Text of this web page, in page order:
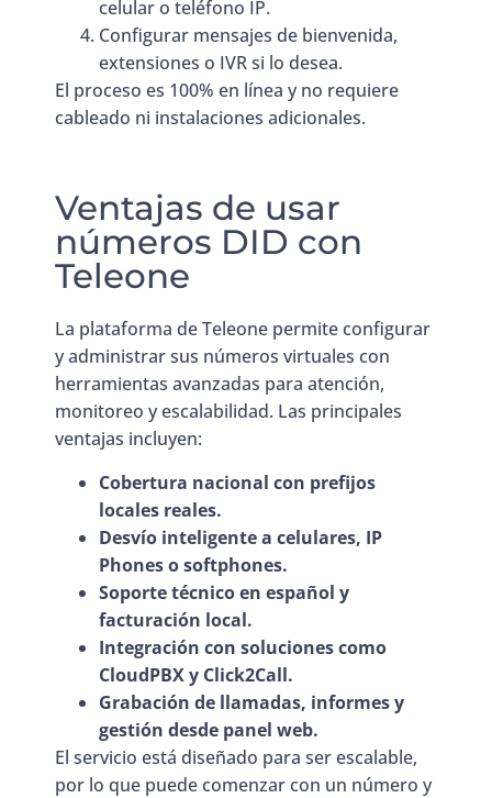
celular o teléfono IP.
Configurar mensajes de bienvenida,
extensiones o IVR si lo desea.
El proceso es 100% en línea y no requiere
cableado ni instalaciones adicionales.
Ventajas de usar
números DID con
Teleone
La plataforma de Teleone permite configurar
y administrar sus números virtuales con
herramientas avanzadas para atención,
monitoreo y escalabilidad. Las principales
ventajas incluyen:
Cobertura nacional con prefijos
locales reales.
Desvío inteligente a celulares, IP
Phones o softphones.
Soporte técnico en español y
facturación local.
Integración con soluciones como
CloudPBX y Click2Call.
Grabación de llamadas, informes y
gestión desde panel web.
El servicio está diseñado para ser escalable,
por lo que puede comenzar con un número y